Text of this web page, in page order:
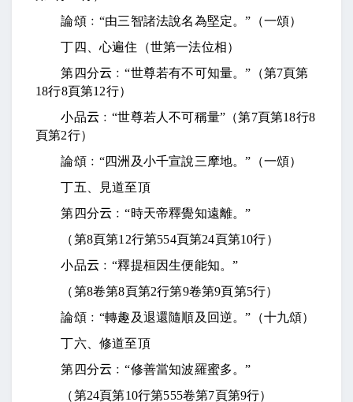
論頌﹕“由三智諸法說名為堅定。”（一頌）
丁四、心遍住（世第一法位相）
第四分云 ﹕“世尊若有不可知量。”（第7頁第
18行8頁第12行）
小品云 ﹕“世尊若人不可稱量”（第7頁第18行8
頁第2行）
論頌﹕“四洲及小千宣說三摩地。”（一頌）
丁五、見道至頂
第四分云 ﹕“時天帝釋覺知遠離。”
（第8頁第12行第554頁第24頁第10行）
小品云 ﹕“釋提桓因生便能知。”
（第8卷第8頁第2行第9卷第9頁第5行）
論頌﹕“轉趣及退還隨順及回逆。”（十九頌）
丁六、修道至頂
第四分云 ﹕“修善當知波羅蜜多。”
（第24頁第10行第555卷第7頁第9行）